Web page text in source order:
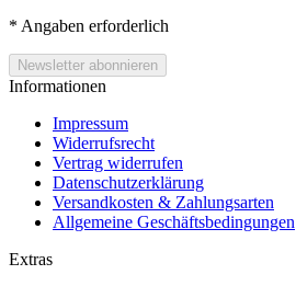
* Angaben erforderlich
Informationen
Impressum
Widerrufsrecht
Vertrag widerrufen
Datenschutzerklärung
Versandkosten & Zahlungsarten
Allgemeine Geschäftsbedingungen
Extras